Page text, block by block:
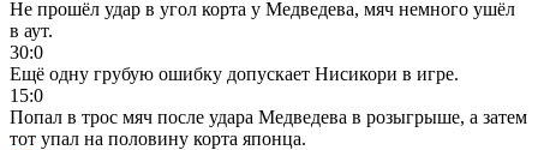
Не прошёл удар в угол корта у Медведева, мяч немного ушёл
в аут.
30:0
Ещё одну грубую ошибку допускает Нисикори в игре.
15:0
Попал в трос мяч после удара Медведева в розыгрыше, а затем
тот упал на половину корта японца.